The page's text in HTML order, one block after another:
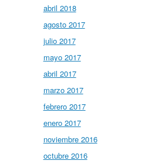
abril 2018
agosto 2017
julio 2017
mayo 2017
abril 2017
marzo 2017
febrero 2017
enero 2017
noviembre 2016
octubre 2016